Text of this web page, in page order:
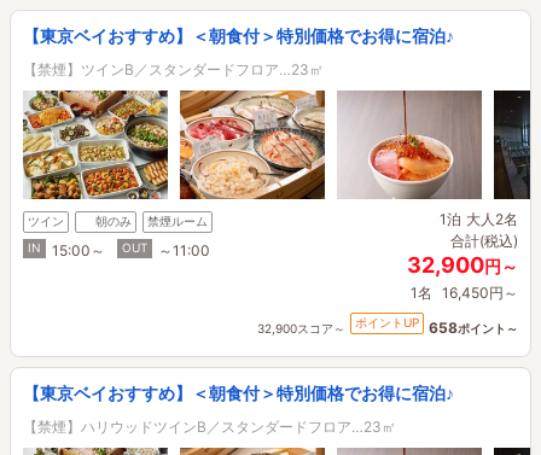
【東京ベイおすすめ】＜朝食付＞特別価格でお得に宿泊♪
【禁煙】ツインB／スタンダードフロア…23㎡
ツイン 朝のみ
禁煙ルーム
IN
15:00～ OUT ～11:00
1泊 大人2名
合計(税込)
32,900円～
1名 16,450円～
32,900スコア～ ポイントUP 658ポイント～
【東京ベイおすすめ】＜朝食付＞特別価格でお得に宿泊♪
【禁煙】ハリウッドツインB／スタンダードフロア…23㎡